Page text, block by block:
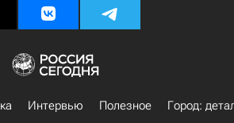
Интервью Полезное
Город: